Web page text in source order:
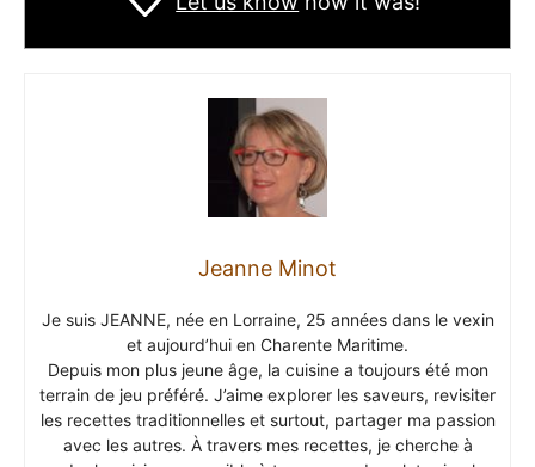
Jeanne Minot
Je suis JEANNE, née en Lorraine, 25 années dans le vexin
et aujourd’hui en Charente Maritime.
Depuis mon plus jeune âge, la cuisine a toujours été mon
terrain de jeu préféré. J’aime explorer les saveurs, revisiter
les recettes traditionnelles et surtout, partager ma passion
avec les autres. À travers mes recettes, je cherche à